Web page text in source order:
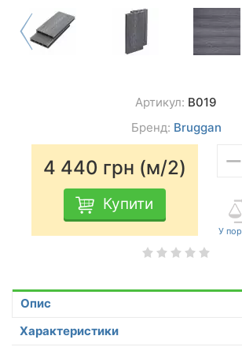
Артикул: B019
Бренд: Bruggan
4 440 грн (м/2)
Купити
−
Опис
Характеристики